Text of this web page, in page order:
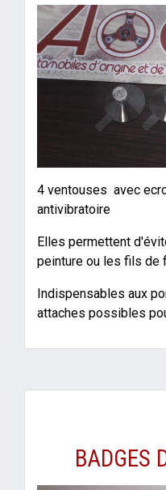
4 ventouses avec
antivibratoire
Elles permettent
peinture ou les fils de
Indispensables aux
attaches possibles
BADGES